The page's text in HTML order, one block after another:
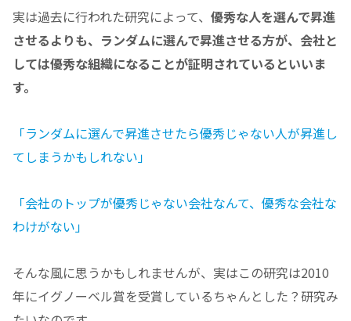
実は過去に行われた研究によって、 優秀な人を選んで昇進
させるよりも、ランダムに選んで昇進させる方が、会社と
しては優秀な組織になることが証明されているといいま
す。
「ランダムに選んで昇進させたら優秀じゃない人が昇進し
てしまうかもしれない」
「会社のトップが優秀じゃない会社なんて、優秀な会社な
わけがない」
そんな風に思うかもしれませんが、実はこの研究は2010
年にイグノーベル賞を受賞しているちゃんとした？研究み